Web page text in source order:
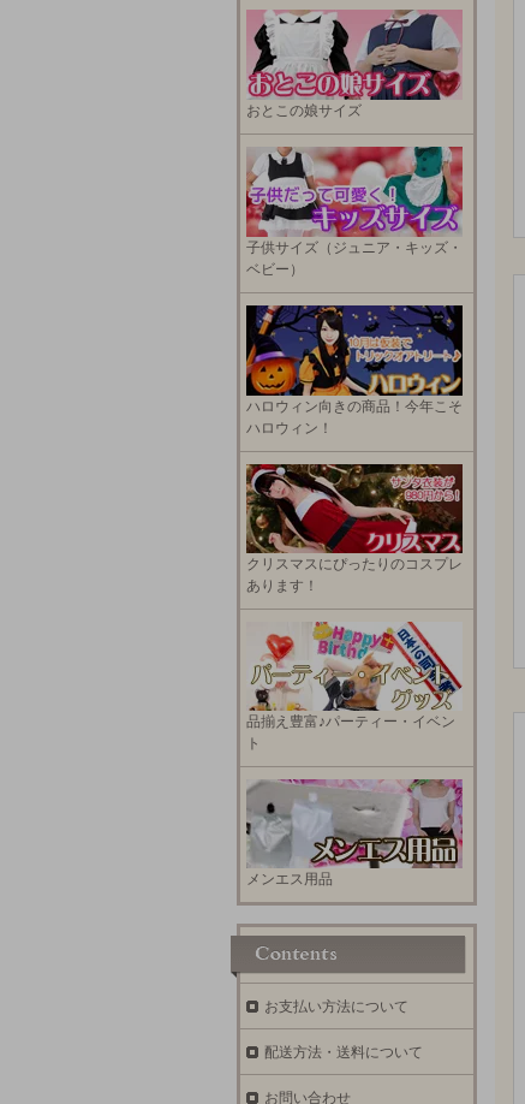
おとこの娘サイズ
子供サイズ（ジュニア・キッズ・
ベビー）
ハロウィン向きの商品！今年こそ
ハロウィン！
クリスマスにぴったりのコスプレ
あります！
品揃え豊富♪パーティー・イベン
ト
メンエス用品
お支払い方法について
配送方法・送料について
お問い合わせ